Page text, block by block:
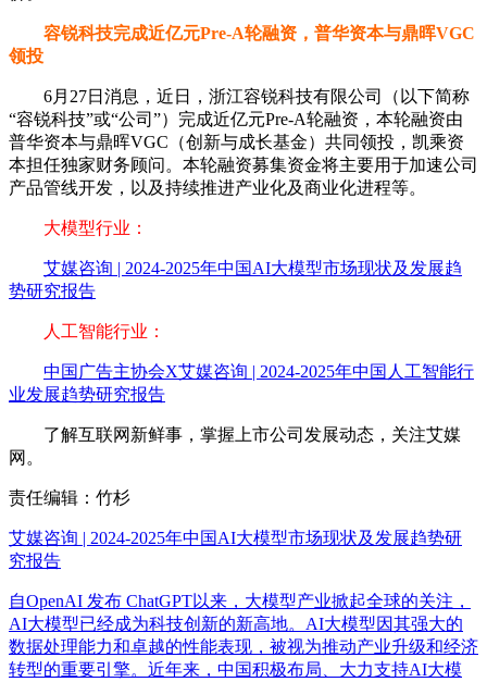
容锐科技完成近亿元Pre-A轮融资，普华资本与鼎晖VGC
领投
6月27日消息，近日，浙江容锐科技有限公司（以下简称
“容锐科技”或“公司”）完成近亿元Pre-A轮融资，本轮融资由
普华资本与鼎晖VGC（创新与成长基金）共同领投，凯乘资
本担任独家财务顾问。本轮融资募集资金将主要用于加速公司
产品管线开发，以及持续推进产业化及商业化进程等。
大模型行业：
艾媒咨询 | 2024-2025年中国AI大模型市场现状及发展趋
势研究报告
人工智能行业：
中国广告主协会X艾媒咨询 | 2024-2025年中国人工智能行
业发展趋势研究报告
了解互联网新鲜事，掌握上市公司发展动态，关注艾媒
网。
责任编辑：竹杉
艾媒咨询 | 2024-2025年中国AI大模型市场现状及发展趋势研
究报告
自OpenAI 发布 ChatGPT以来，大模型产业掀起全球的关注，
AI大模型已经成为科技创新的新高地。AI大模型因其强大的
数据处理能力和卓越的性能表现，被视为推动产业升级和经济
转型的重要引擎。近年来，中国积极布局、大力支持AI大模